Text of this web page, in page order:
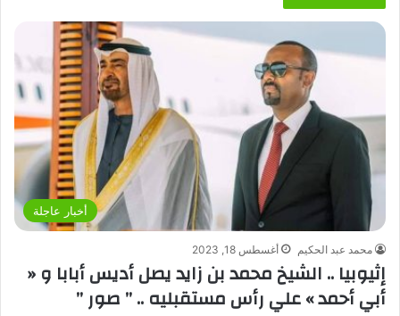
أخبار عاجلة
محمد عبد الحكيم أغسطس 18, 2023
إثيوبيا .. الشيخ محمد بن زايد يصل أديس أبابا و «
أبي أحمد » علي رأس مستقبليه .. ” صور ”